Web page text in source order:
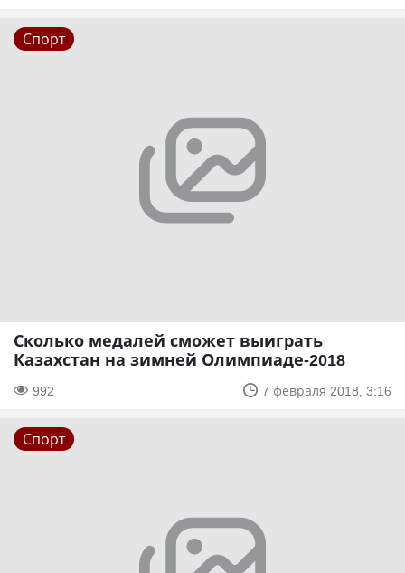
Спорт
Сколько медалей сможет выиграть
Казахстан на зимней Олимпиаде-2018
992 7 февраля 2018, 3:16
Спорт